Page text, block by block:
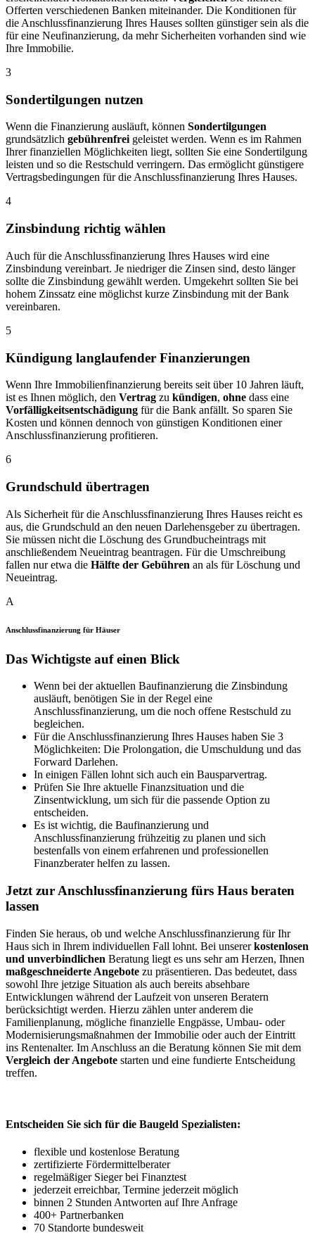
Offerten verschiedenen Banken miteinander. Die Konditionen für
die Anschlussfinanzierung Ihres Hauses sollten günstiger sein als die
für eine Neufinanzierung, da mehr Sicherheiten vorhanden sind wie
Ihre Immobilie.
3
Sondertilgungen nutzen
Wenn die Finanzierung ausläuft, können Sondertilgungen
grundsätzlich gebührenfrei geleistet werden. Wenn es im Rahmen
Ihrer finanziellen Möglichkeiten liegt, sollten Sie eine Sondertilgung
leisten und so die Restschuld verringern. Das ermöglicht günstigere
Vertragsbedingungen für die Anschlussfinanzierung Ihres Hauses.
4
Zinsbindung richtig wählen
Auch für die Anschlussfinanzierung Ihres Hauses wird eine
Zinsbindung vereinbart. Je niedriger die Zinsen sind, desto länger
sollte die Zinsbindung gewählt werden. Umgekehrt sollten Sie bei
hohem Zinssatz eine möglichst kurze Zinsbindung mit der Bank
vereinbaren.
5
Kündigung langlaufender Finanzierungen
Wenn Ihre Immobilienfinanzierung bereits seit über 10 Jahren läuft,
ist es Ihnen möglich, den Vertrag zu kündigen, ohne dass eine
Vorfälligkeitsentschädigung für die Bank anfällt. So sparen Sie
Kosten und können dennoch von günstigen Konditionen einer
Anschlussfinanzierung profitieren.
6
Grundschuld übertragen
Als Sicherheit für die Anschlussfinanzierung Ihres Hauses reicht es
aus, die Grundschuld an den neuen Darlehensgeber zu übertragen.
Sie müssen nicht die Löschung des Grundbucheintrags mit
anschließendem Neueintrag beantragen. Für die Umschreibung
fallen nur etwa die Hälfte der Gebühren an als für Löschung und
Neueintrag.
A
Anschlussfinanzierung für Häuser
Das Wichtigste auf einen Blick
Wenn bei der aktuellen Baufinanzierung die Zinsbindung
ausläuft, benötigen Sie in der Regel eine
Anschlussfinanzierung, um die noch offene Restschuld zu
begleichen.
Für die Anschlussfinanzierung Ihres Hauses haben Sie 3
Möglichkeiten: Die Prolongation, die Umschuldung und das
Forward Darlehen.
In einigen Fällen lohnt sich auch ein Bausparvertrag.
Prüfen Sie Ihre aktuelle Finanzsituation und die
Zinsentwicklung, um sich für die passende Option zu
entscheiden.
Es ist wichtig, die Baufinanzierung und
Anschlussfinanzierung frühzeitig zu planen und sich
bestenfalls von einem erfahrenen und professionellen
Finanzberater helfen zu lassen.
Jetzt zur Anschlussfinanzierung fürs Haus beraten
lassen
Finden Sie heraus, ob und welche Anschlussfinanzierung für Ihr
Haus sich in Ihrem individuellen Fall lohnt. Bei unsererkostenlosen
und unverbindlichen Beratung liegt es uns sehr am Herzen, Ihnen
maßgeschneiderte Angebote zu präsentieren. Das bedeutet, dass
sowohl Ihre jetzige Situation als auch bereits absehbare
Entwicklungen während der Laufzeit von unseren Beratern
berücksichtigt werden. Hierzu zählen unter anderem die
Familienplanung, mögliche finanzielle Engpässe, Umbau- oder
Modernisierungsmaßnahmen der Immobilie oder auch der Eintritt
ins Rentenalter. Im Anschluss an die Beratung können Sie mit dem
Vergleich der Angebote starten und eine fundierte Entscheidung
treffen.
Entscheiden Sie sich für die Baugeld Spezialisten:
flexible und kostenlose Beratung
zertifizierte Fördermittelberater
regelmäßiger Sieger bei Finanztest
jederzeit erreichbar, Termine jederzeit möglich
binnen 2 Stunden Antworten auf Ihre Anfrage
400+ Partnerbanken
70 Standorte bundesweit